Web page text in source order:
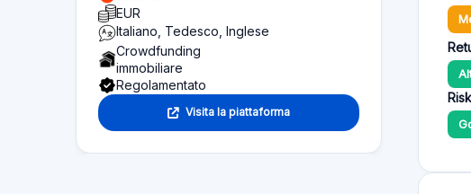
EUR
Italiano, Tedesco, Inglese
Crowdfunding
immobiliare
Regolamentato
Visita la piattaforma